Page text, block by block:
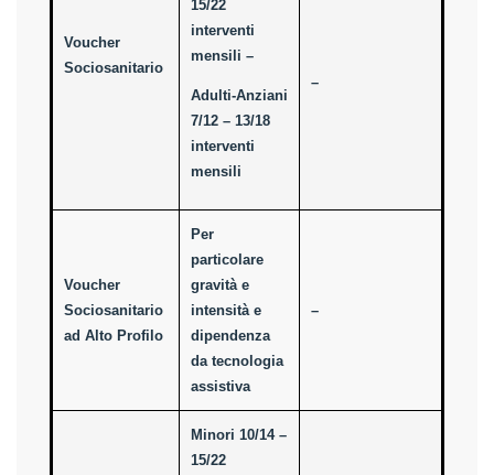
Voucher
Sociosanitario
15/22
interventi
mensili –
Adulti-Anziani
7/12 – 13/18
interventi
mensili
–
Voucher
Sociosanitario
ad Alto Profilo
Per
particolare
gravità e
intensità e
dipendenza
da tecnologia
assistiva
–
Minori 10/14 –
15/22